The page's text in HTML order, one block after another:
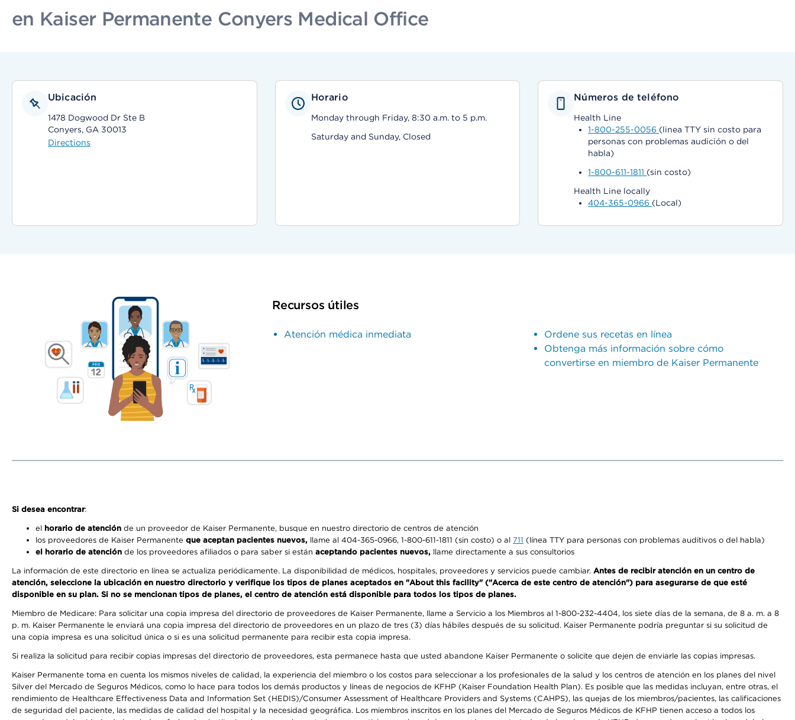
en Kaiser Permanente Conyers Medical Office
Ubicación
1478 Dogwood Dr Ste B
Conyers, GA 30013
Directions
Horario
Monday through Friday, 8:30 a.m. to 5 p.m.
Saturday and Sunday, Closed
Números de teléfono
Health Line
1-800-255-0056 (linea TTY sin costo para
personas con problemas audición o del
habla)
1-800-611-1811 (sin costo)
Health Line locally
404-365-0966 (Local)
Recursos útiles
Atención médica inmediata
Ordene sus recetas en línea
Obtenga más información sobre cómo
convertirse en miembro de Kaiser Permanente
Si desea encontrar:
el horario de atención de un proveedor de Kaiser Permanente, busque en nuestro directorio de centros de atención
los proveedores de Kaiser Permanente que aceptan pacientes nuevos, llame al 404-365-0966, 1-800-611-1811 (sin costo) o al 711 (línea TTY para personas con problemas auditivos o del habla)
el horario de atención de los proveedores afiliados o para saber si están aceptando pacientes nuevos, llame directamente a sus consultorios
La información de este directorio en línea se actualiza periódicamente. La disponibilidad de médicos, hospitales, proveedores y servicios puede cambiar. Antes de recibir atención en un centro de
atención, seleccione la ubicación en nuestro directorio y verifique los tipos de planes aceptados en "About this facility" ("Acerca de este centro de atención") para asegurarse de que esté
disponible en su plan. Si no se mencionan tipos de planes, el centro de atención está disponible para todos los tipos de planes.
Miembro de Medicare: Para solicitar una copia impresa del directorio de proveedores de Kaiser Permanente, llame a Servicio a los Miembros al 1-800-232-4404, los siete días de la semana, de 8 a. m. a 8
p. m. Kaiser Permanente le enviará una copia impresa del directorio de proveedores en un plazo de tres (3) días hábiles después de su solicitud. Kaiser Permanente podría preguntar si su solicitud de
una copia impresa es una solicitud única o si es una solicitud permanente para recibir esta copia impresa.
Si realiza la solicitud para recibir copias impresas del directorio de proveedores, esta permanece hasta que usted abandone Kaiser Permanente o solicite que dejen de enviarle las copias impresas.
Kaiser Permanente toma en cuenta los mismos niveles de calidad, la experiencia del miembro o los costos para seleccionar a los profesionales de la salud y los centros de atención en los planes del nivel
Silver del Mercado de Seguros Médicos, como lo hace para todos los demás productos y líneas de negocios de KFHP (Kaiser Foundation Health Plan). Es posible que las medidas incluyan, entre otras, el
rendimiento de Healthcare Effectiveness Data and Information Set (HEDIS)/Consumer Assessment of Healthcare Providers and Systems (CAHPS), las quejas de los miembros/pacientes, las calificaciones
de seguridad del paciente, las medidas de calidad del hospital y la necesidad geográfica. Los miembros inscritos en los planes del Mercado de Seguros Médicos de KFHP tienen acceso a todos los